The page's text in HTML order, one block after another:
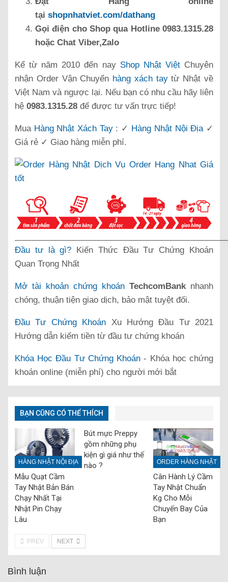
tại shopnhatviet.com/dathang
Gọi điện cho Shop qua Hotline 0983.1315.28
hoặc Chat Viber,Zalo
Kể từ năm 2010 đến nay Shop Nhật ViệtChuyên
nhận Order Vận Chuyển hàng xách taytừ Nhật về
Việt Nam và ngược lại. Nếu bạn có nhu cầu hãy liên
hệ 0983.1315.28 để được tư vấn trực tiếp!
Mua Hàng Nhật Xách Tay: ✓ Hàng Nhật Nội Địa✓
Giá rẻ ✓ Giao hàng miễn phí.
Đầu tư là gì? Kiến Thức Đầu Tư Chứng Khoán
Quan Trọng Nhất
Mở tài khoản chứng khoán TechcomBank nhanh
chóng, thuận tiện giao dịch, bảo mật tuyệt đối.
Đầu Tư Chứng Khoán Xu Hướng Đầu Tư 2021
Hướng dẫn kiếm tiền từ đầu tư chứng khoán
Khóa Học Đầu Tư Chứng Khoán - Khóa học chứng
khoán online (miễn phí) cho người mới bắt
BẠN CŨNG CÓ THỂ THÍCH
HÀNG NHẬT NỘI ĐỊA
Mẫu Quạt Cầm
Tay Nhật Bản Bán
Chạy Nhất Tại
Nhật Pin Chạy
Lâu
Bút mực Preppy
gồm những phụ
kiện gì giá như thế
nào ?
ORDER HÀNG NHẬT
Cân Hành Lý Cầm
Tay Nhật Chuẩn
Kg Cho Mỗi
Chuyến Bay Của
Bạn
PREV NEXT
Bình luận